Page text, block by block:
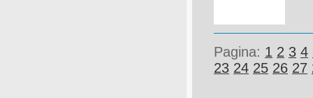
Pagina: 1 2 3 4
23 24 25 26 27